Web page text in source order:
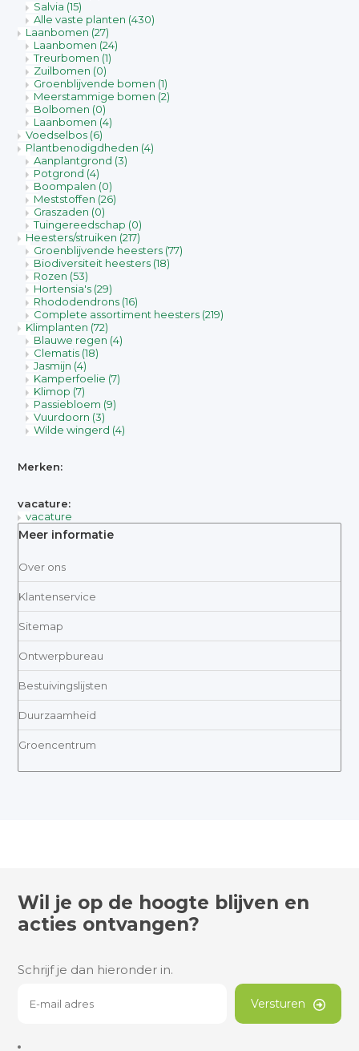
Salvia (15)
Alle vaste planten (430)
Laanbomen (27)
Laanbomen (24)
Treurbomen (1)
Zuilbomen (0)
Groenblijvende bomen (1)
Meerstammige bomen (2)
Bolbomen (0)
Laanbomen (4)
Voedselbos (6)
Plantbenodigdheden (4)
Aanplantgrond (3)
Potgrond (4)
Boompalen (0)
Meststoffen (26)
Graszaden (0)
Tuingereedschap (0)
Heesters/struiken (217)
Groenblijvende heesters (77)
Biodiversiteit heesters (18)
Rozen (53)
Hortensia's (29)
Rhododendrons (16)
Complete assortiment heesters (219)
Klimplanten (72)
Blauwe regen (4)
Clematis (18)
Jasmijn (4)
Kamperfoelie (7)
Klimop (7)
Passiebloem (9)
Vuurdoorn (3)
Wilde wingerd (4)
Merken:
vacature:
vacature
Meer informatie
Over ons
Klantenservice
Sitemap
Ontwerpbureau
Bestuivingslijsten
Duurzaamheid
Groencentrum
Wil je op de hoogte blijven en
acties ontvangen?
Schrijf je dan hieronder in.
Versturen